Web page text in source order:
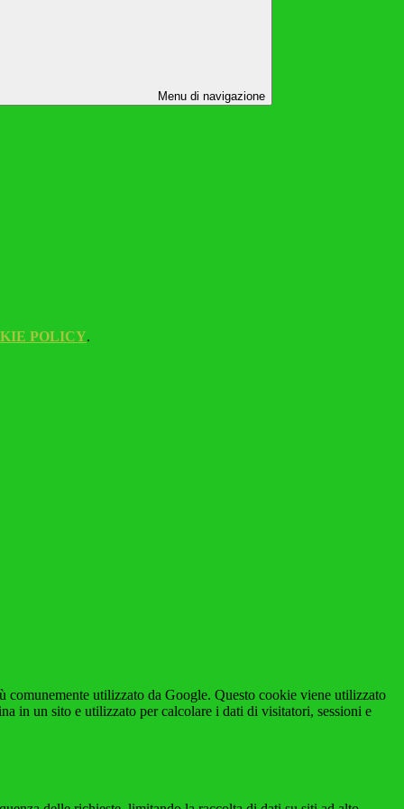
Menu di navigazione
POLICY.
utilizzato da Google. Questo cookie viene utilizzato
in un sito e utilizzato per calcolare i dati di visitatori, sessioni e